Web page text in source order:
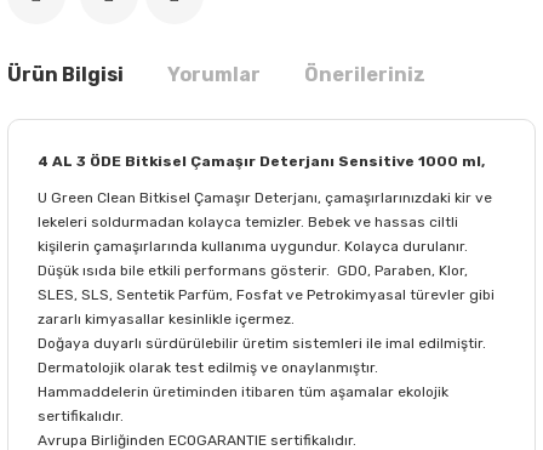
Ürün Bilgisi Yorumlar Önerileriniz
4 AL 3 ÖDE Bitkisel Çamaşır Deterjanı Sensitive 1000 ml,
U Green Clean Bitkisel Çamaşır Deterjanı, çamaşırlarınızdaki kir ve
lekeleri soldurmadan kolayca temizler. Bebek ve hassas ciltli
kişilerin çamaşırlarında kullanıma uygundur. Kolayca durulanır.
Düşük ısıda bile etkili performans gösterir. GDO, Paraben, Klor,
SLES, SLS, Sentetik Parfüm, Fosfat ve Petrokimyasal türevler gibi
zararlı kimyasallar kesinlikle içermez.
Doğaya duyarlı sürdürülebilir üretim sistemleri ile imal edilmiştir.
Dermatolojik olarak test edilmiş ve onaylanmıştır.
Hammaddelerin üretiminden itibaren tüm aşamalar ekolojik
sertifikalıdır.
Avrupa Birliğinden ECOGARANTIE sertifikalıdır.